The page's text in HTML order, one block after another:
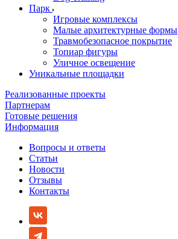
Парк
Игровые комплексы
Малые архитектурные формы
Травмобезопасное покрытие
Топиар фигуры
Уличное освещение
Уникальные площадки
Реализованные проекты
Партнерам
Готовые решения
Информация
Вопросы и ответы
Статьи
Новости
Отзывы
Контакты